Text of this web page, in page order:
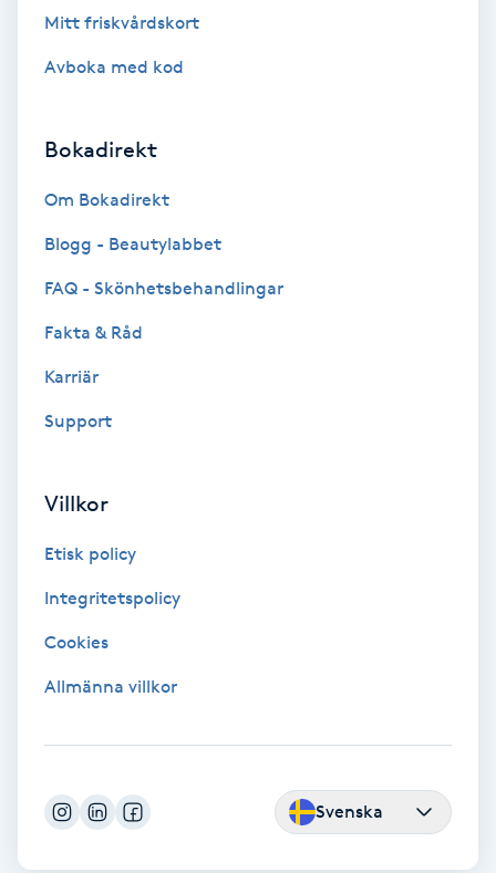
Gel naglar
Gellack med förstärkning
Gravidyoga
Gruppträning
Gua Sha-massage
Headspa
HIFU
Mitt friskvårdskort
Avboka med kod
Bokadirekt
Om Bokadirekt
Blogg - Beautylabbet
FAQ - Skönhetsbehandlingar
Fakta & Råd
Karriär
Support
Villkor
Etisk policy
Integritetspolicy
Cookies
Allmänna villkor
Svenska